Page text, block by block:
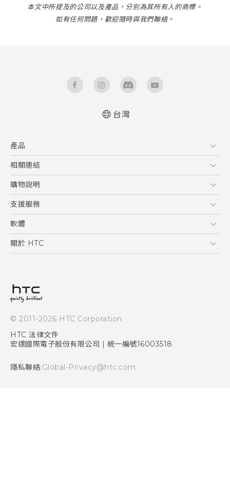
本文中所提及的公司以及產品，分別為其所有人的商標。
如有任何問題，歡迎隨時與我們聯絡。
台灣
產品
5G
智慧型手機
配件
相關連結
HTC Research
購物說明
購物須知
訂單管理
付款方式
支援服務
到府收送維修服務
服務中心資訊
客戶服務佈告欄
軟體
應用程式
HTC Sync Manager
關於 HTC
投資人
隱私權政策
產品安全性
Security and Privacy Whitepaper
© 2011-2026 HTC Corporation
HTC 法律文件
宏達國際電子股份有限公司 | 統一編號16003518
隱私聯絡:Global-Privacy@htc.com